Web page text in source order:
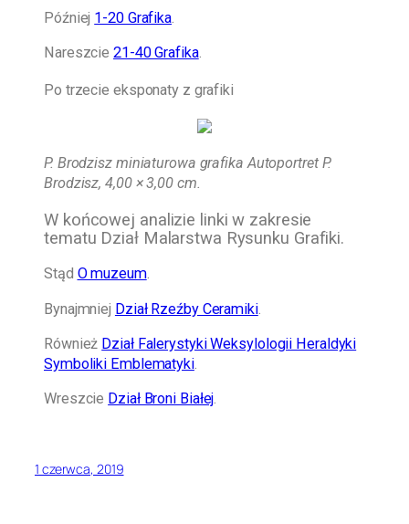
Później 1-20 Grafika
Nareszcie21-40 Grafika.
Po trzecie eksponaty z grafiki
P. Brodzisz miniaturowa grafika Autoportret P.
Brodzisz, 4,00 × 3,00 cm.
W końcowej analizie linki w zakresie
tematu Dział Malarstwa Rysunku Grafiki.
Stąd O muzeum.
Bynajmniej Dział Rzeźby Ceramiki.
Również Dział Falerystyki Weksylologii Heraldyki
Symboliki Emblematyki.
Wreszcie Dział Broni Białej.
1 czerwca, 2019